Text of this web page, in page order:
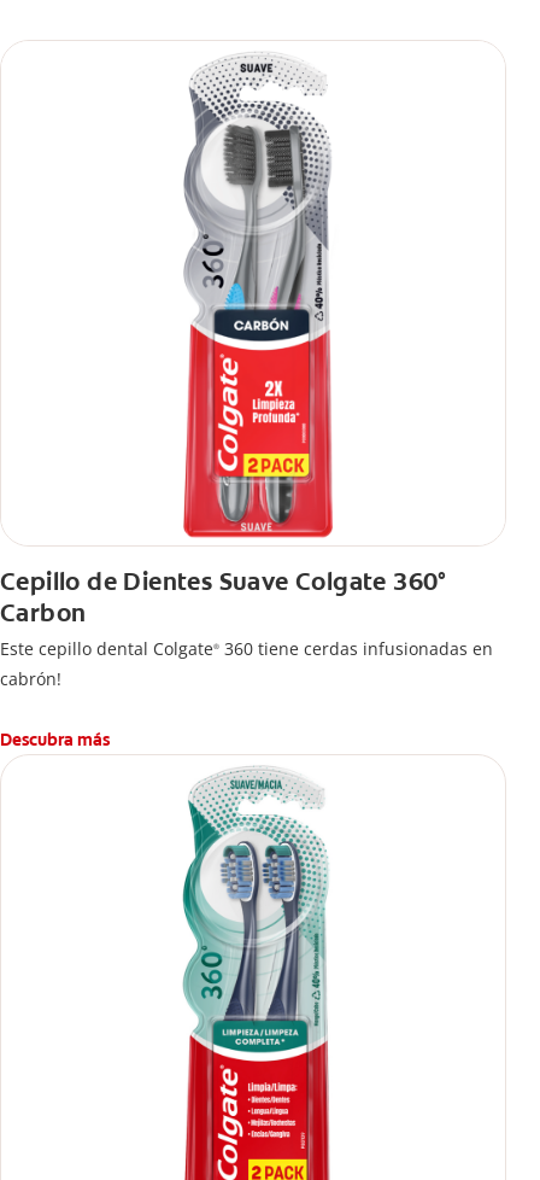
Cepillo de Dientes Suave Colgate 360°
Carbon
Este cepillo dental Colgate® 360 tiene cerdas infusionadas en
cabrón!
Descubra más